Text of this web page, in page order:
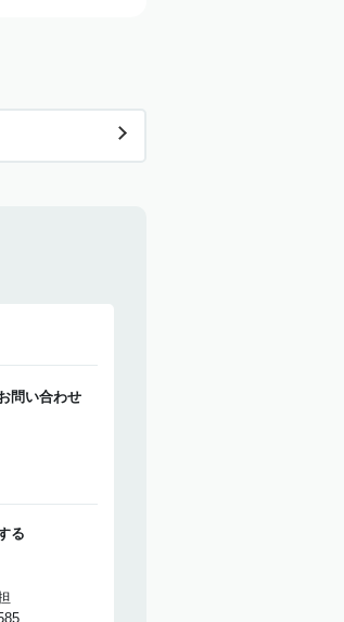
問い合わせ
る